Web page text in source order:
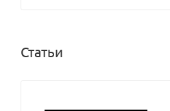
Статьи